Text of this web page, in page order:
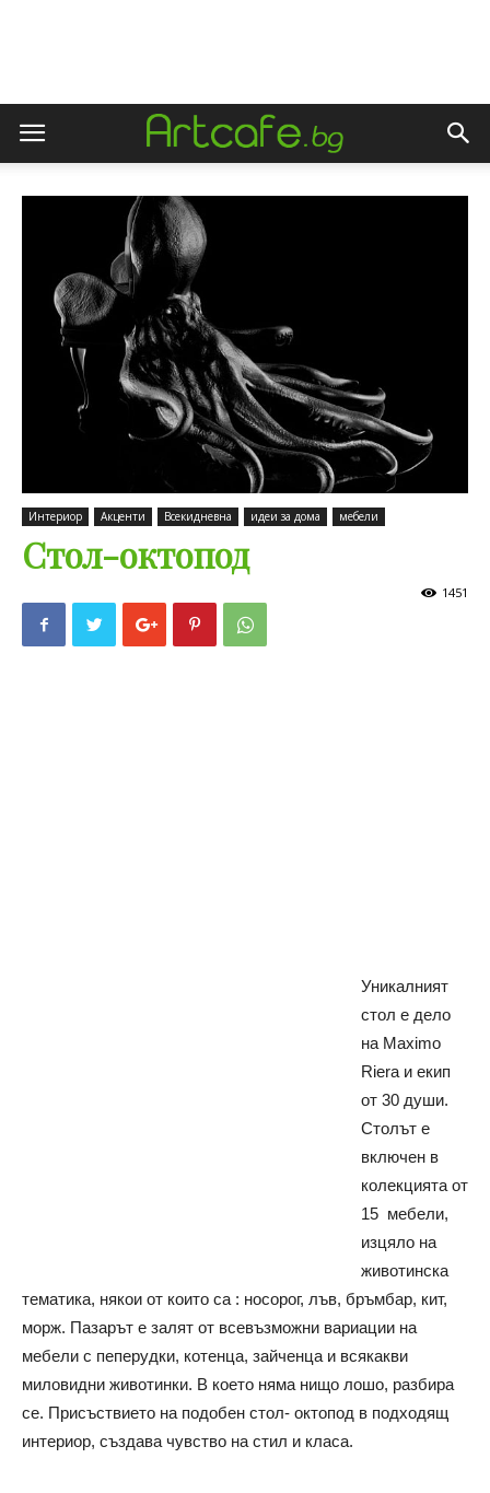
Интериор Акценти Всекидневна идеи за дома мебели
Стол-октопод
1451
Уникалният
стол е дело
нa Maximo
Riera и екип
от 30 души.
Столът е
включен в
колекцията от
15 мебели,
изцяло на
животинска
тематика, някои от които са : носорог, лъв, бръмбар, кит,
морж. Пазарът е залят от всевъзможни вариации на
мебели с пеперудки, котенца, зайченца и всякакви
миловидни животинки. В което няма нищо лошо, разбира
се. Присъствието на подобен стол- октопод в подходящ
интериор, създава чувство на стил и класа.